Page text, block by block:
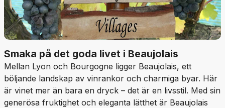
Smaka på det goda livet i Beaujolais
Mellan Lyon och Bourgogne ligger Beaujolais, ett
böljande landskap av vinrankor och charmiga byar. Här
är vinet mer än bara en dryck – det är en livsstil. Med sin
generösa fruktighet och eleganta lätthet är Beaujolais